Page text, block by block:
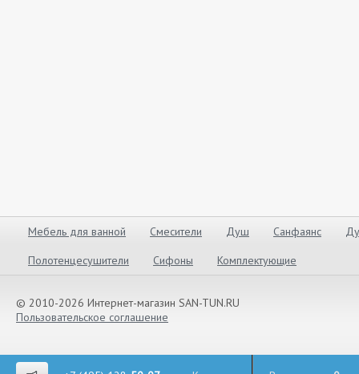
Мебель для ванной Смесители Душ Санфаянс
Полотенцесушители
Сифоны Комплектующие
© 2010-2026 Интернет-магазин SAN-TUN.RU
Пользовательское соглашение